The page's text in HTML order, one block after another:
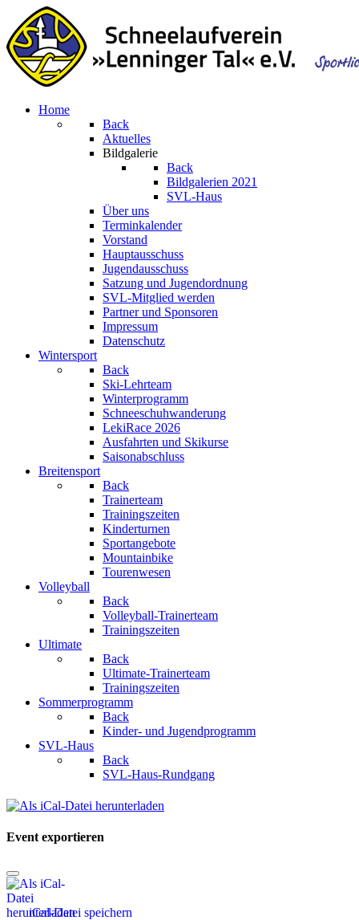
Home
Back
Aktuelles
Bildgalerie
Back
Bildgalerien 2021
SVL-Haus
Über uns
Terminkalender
Vorstand
Hauptausschuss
Jugendausschuss
Satzung und Jugendordnung
SVL-Mitglied werden
Partner und Sponsoren
Impressum
Datenschutz
Wintersport
Back
Ski-Lehrteam
Winterprogramm
Schneeschuhwanderung
LekiRace 2026
Ausfahrten und Skikurse
Saisonabschluss
Breitensport
Back
Trainerteam
Trainingszeiten
Kinderturnen
Sportangebote
Mountainbike
Tourenwesen
Volleyball
Back
Volleyball-Trainerteam
Trainingszeiten
Ultimate
Back
Ultimate-Trainerteam
Trainingszeiten
Sommerprogramm
Back
Kinder- und Jugendprogramm
SVL-Haus
Back
SVL-Haus-Rundgang
Event exportieren
iCal-Datei speichern